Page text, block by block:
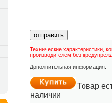
отправить
Технические характеристики,
производителем без
Дополнительная информация:
Товар
наличии